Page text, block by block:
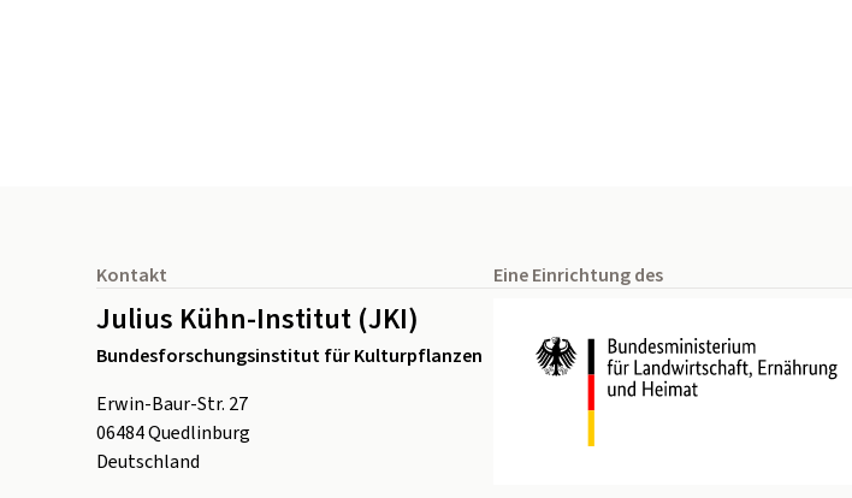
Kontakt
Julius Kühn-Institut (JKI)
Bundesforschungsinstitut für Kulturpflanzen
Erwin-Baur-Str. 27
06484Quedlinburg
Deutschland
Eine Einrichtung des